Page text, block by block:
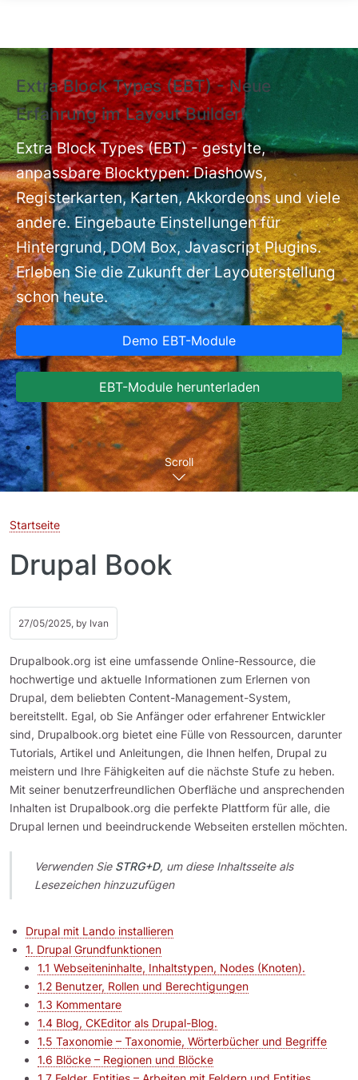
Extra Block Types (EBT) - Neue
Erfahrung im Layout Builder❗
Extra Block Types (EBT) - gestylte,
anpassbare Blocktypen: Diashows,
Registerkarten, Karten, Akkordeons und viele
andere. Eingebaute Einstellungen für
Hintergrund, DOM Box, Javascript Plugins.
Erleben Sie die Zukunft der Layouterstellung
schon heute.
Demo EBT-Module
EBT-Module herunterladen
Scroll
Startseite
Drupal Book
27/05/2025, by Ivan
Drupalbook.org ist eine umfassende Online-Ressource, die
hochwertige und aktuelle Informationen zum Erlernen von
Drupal, dem beliebten Content-Management-System,
bereitstellt. Egal, ob Sie Anfänger oder erfahrener Entwickler
sind, Drupalbook.org bietet eine Fülle von Ressourcen, darunter
Tutorials, Artikel und Anleitungen, die Ihnen helfen, Drupal zu
meistern und Ihre Fähigkeiten auf die nächste Stufe zu heben.
Mit seiner benutzerfreundlichen Oberfläche und ansprechenden
Inhalten ist Drupalbook.org die perfekte Plattform für alle, die
Drupal lernen und beeindruckende Webseiten erstellen möchten.
Verwenden Sie STRG+D, um diese Inhaltsseite als
Lesezeichen hinzuzufügen
Drupal mit Lando installieren
1. Drupal Grundfunktionen
1.1 Webseiteninhalte, Inhaltstypen, Nodes (Knoten).
1.2 Benutzer, Rollen und Berechtigungen
1.3 Kommentare
1.4 Blog, CKEditor als Drupal-Blog.
1.5 Taxonomie – Taxonomie, Wörterbücher und Begriffe
1.6 Blöcke – Regionen und Blöcke